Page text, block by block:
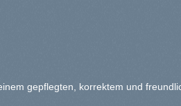
gepflegten, korrektem und